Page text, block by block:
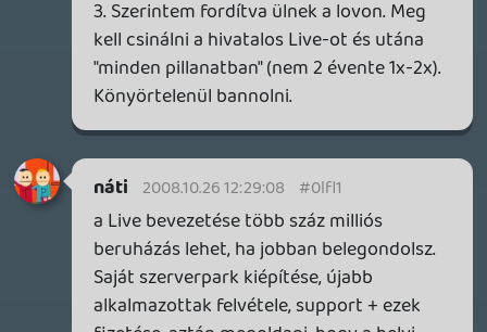
Sajnos időm nem engedi, hogy állandóan
játszak, blogoljak (sokat dolgozok) így nem
is jelentkezek! Azért annak viszont örülök,
hogy dreampage is VIG tag lett, pontosan
ő az aki erre a feladatra a megfelelő
ember! Gratulálok dream sok sikert! 😉
Jackal 2008.10.24 14:19:46 #0lfkr
Vagy nem, micsoda hülyeségekkel tudsz
foglalkozni atyaisten:D
aranyb3ka 2008.10.24 10:36:42